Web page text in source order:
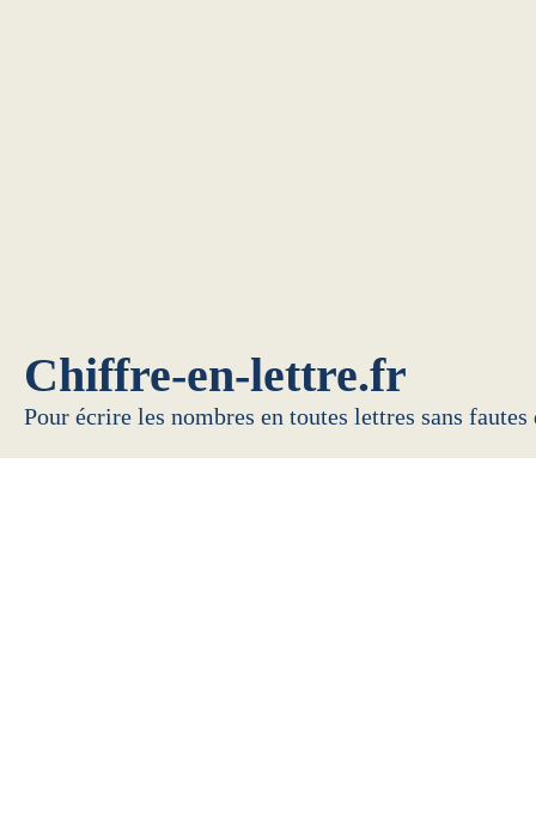
Chiffre-en-lettre.fr
Pour écrire les nombres en toutes lettres sans